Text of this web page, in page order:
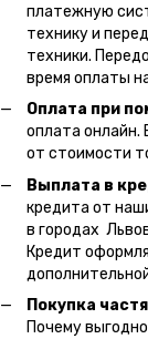
платежную
технику и
техники.
время оплаты
Оплата при
оплата онлайн.
от стоимости
Выплата в
кредита от
в городах
Кредит
Покупка
Почему